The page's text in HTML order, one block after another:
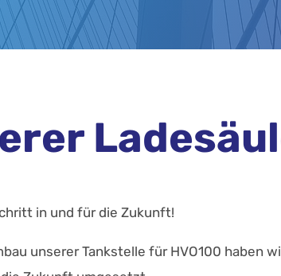
in und für die Zukunft!
unserer Tankstelle für HVO100